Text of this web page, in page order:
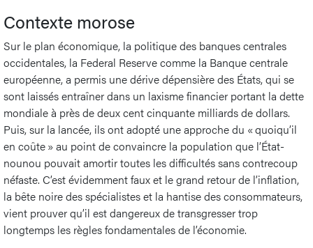
Contexte morose
Sur le plan économique, la politique des banques centrales
occidentales, la Federal Reserve comme la Banque centrale
européenne, a permis une dérive dépensière des États, qui se
sont laissés entraîner dans un laxisme financier portant la dette
mondiale à près de deux cent cinquante milliards de dollars.
Puis, sur la lancée, ils ont adopté une approche du « quoiqu’il
en coûte » au point de convaincre la population que l’État-
nounou pouvait amortir toutes les difficultés sans contrecoup
néfaste. C’est évidemment faux et le grand retour de l’inflation,
la bête noire des spécialistes et la hantise des consommateurs,
vient prouver qu’il est dangereux de transgresser trop
longtemps les règles fondamentales de l’économie.